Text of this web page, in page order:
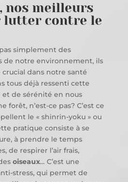
nos meilleurs
lutter contre le
simplement des
de notre environnement, ils
dans notre santé
tous déjà ressenti cette
de sérénité en nous
forêt, n’est-ce pas? C’est ce
le « shinrin-yoku » ou
pratique consiste à se
à prendre le temps
de respirer l’air frais,
oiseaux… C’est une
stress, qui permet de